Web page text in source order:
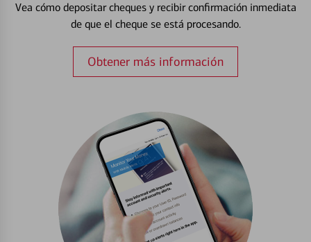
Vea cómo depositar cheques y recibir confirmación inmediata
de que el cheque se está procesando.
Obtener más información